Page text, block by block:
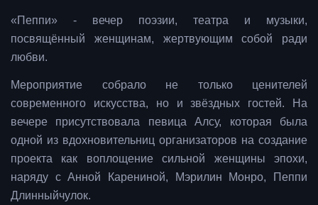
«Пеппи» - вечер поэзии, театра и музыки,
посвящённый женщинам, жертвующим собой ради
любви.
Мероприятие собрало не только ценителей
современного искусства, но и звёздных гостей. На
вечере присутствовала певица Алсу, которая была
одной из вдохновительниц организаторов на создание
проекта как воплощение сильной женщины эпохи,
наряду с Анной Карениной, Мэрилин Монро, Пеппи
Длинныйчулок.